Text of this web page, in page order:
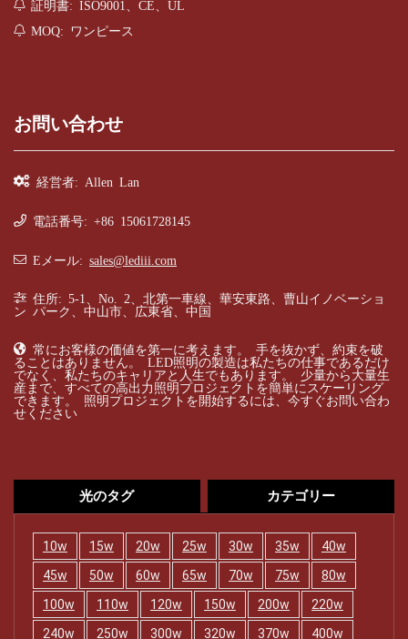
証明書: ISO9001、CE、UL
MOQ: ワンピース
お問い合わせ
経営者: Allen Lan
電話番号: +86 15061728145
Eメール: sales@lediii.com
住所: 5-1、No. 2、北第一車線、華安東路、曹山イノベーショ
ン パーク、中山市、広東省、中国
常にお客様の価値を第一に考えます。 手を抜かず、約束を破
ることはありません。 LED照明の製造は私たちの仕事であるだけ
でなく、私たちのキャリアと人生でもあります。 少量から大量生
産まで、すべての高出力照明プロジェクトを簡単にスケーリング
できます。 照明プロジェクトを開始するには、今すぐお問い合わ
せください
光のタグ カテゴリー
10w 15w 20w 25w 30w 35w
40w
45w
50w 60w 65w 70w 75w
80w
100w
110w 120w 150w 200w
220w
240w
250w 300w 320w 370w 400w